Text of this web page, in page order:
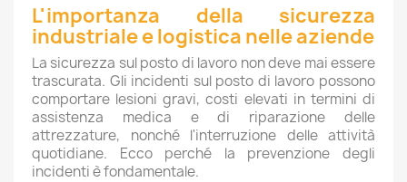
L'importanza della sicurezza
industriale e logistica nelle aziende
La sicurezza sul posto di lavoro non deve mai essere
trascurata. Gli incidenti sul posto di lavoro possono
comportare lesioni gravi, costi elevati in termini di
assistenza medica e di riparazione delle
attrezzature, nonché l'interruzione delle attività
quotidiane. Ecco perché la prevenzione degli
incidenti è fondamentale.